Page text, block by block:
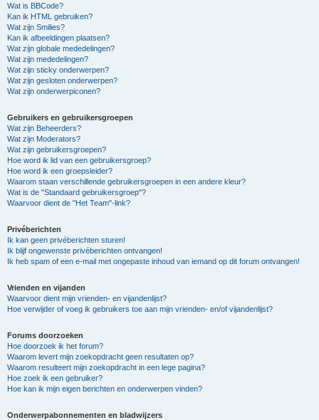
Wat is BBCode?
Kan ik HTML gebruiken?
Wat zijn Smilies?
Kan ik afbeeldingen plaatsen?
Wat zijn globale mededelingen?
Wat zijn mededelingen?
Wat zijn sticky onderwerpen?
Wat zijn gesloten onderwerpen?
Wat zijn onderwerpiconen?
Gebruikers en gebruikersgroepen
Wat zijn Beheerders?
Wat zijn Moderators?
Wat zijn gebruikersgroepen?
Hoe word ik lid van een gebruikersgroep?
Hoe word ik een groepsleider?
Waarom staan verschillende gebruikersgroepen in een andere kleur?
Wat is de "Standaard gebruikersgroep"?
Waarvoor dient de "Het Team"-link?
Privéberichten
Ik kan geen privéberichten sturen!
Ik blijf ongewenste privéberichten ontvangen!
Ik heb spam of een e-mail met ongepaste inhoud van iemand op dit forum ontvangen!
Vrienden en vijanden
Waarvoor dient mijn vrienden- en vijandenlijst?
Hoe verwijder of voeg ik gebruikers toe aan mijn vrienden- en/of vijandenlijst?
Forums doorzoeken
Hoe doorzoek ik het forum?
Waarom levert mijn zoekopdracht geen resultaten op?
Waarom resulteert mijn zoekopdracht in een lege pagina?
Hoe zoek ik een gebruiker?
Hoe kan ik mijn eigen berichten en onderwerpen vinden?
Onderwerpabonnementen en bladwijzers